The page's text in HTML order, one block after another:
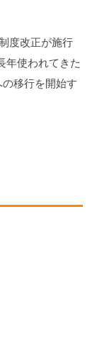
度改正が施行
年使われてきた
移行を開始す